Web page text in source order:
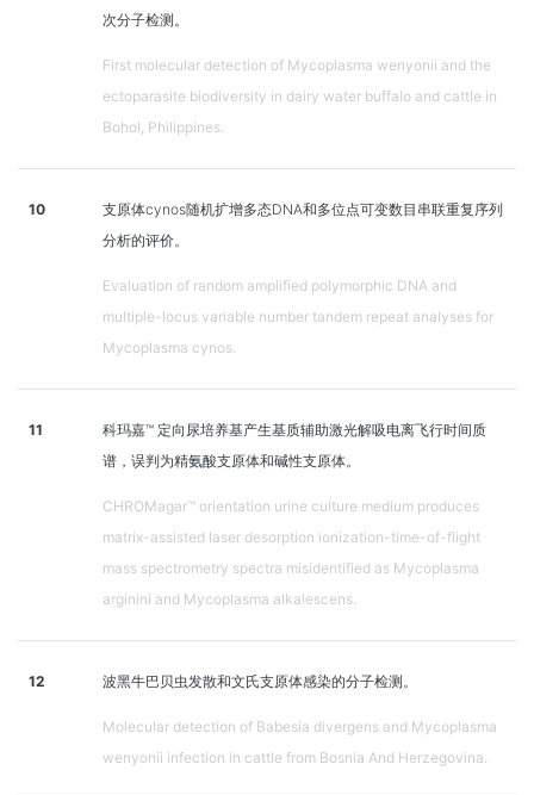
次分子检测。
First molecular detection of Mycoplasma wenyonii and the
ectoparasite biodiversity in dairy water buffalo and cattle in
Bohol, Philippines.
10
支原体cynos随机扩增多态DNA和多位点可变数目串联重复序列
分析的评价。
Evaluation of random amplified polymorphic DNA and
multiple-locus variable number tandem repeat analyses for
Mycoplasma cynos.
11
科玛嘉™ 定向尿培养基产生基质辅助激光解吸电离飞行时间质
谱，误判为精氨酸支原体和碱性支原体。
CHROMagar™ orientation urine culture medium produces
matrix-assisted laser desorption ionization-time-of-flight
mass spectrometry spectra misidentified as Mycoplasma
arginini and Mycoplasma alkalescens.
12 波黑牛巴贝虫发散和文氏支原体感染的分子检测。
Molecular detection of Babesia divergens and Mycoplasma
wenyonii infection in cattle from Bosnia And Herzegovina.